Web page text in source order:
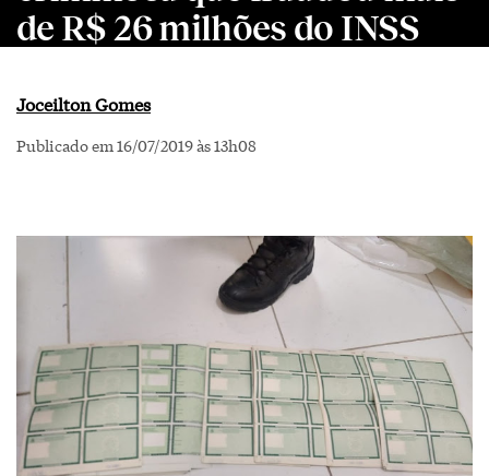
de R$ 26 milhões do INSS
Joceilton Gomes
Publicado em 16/07/2019 às 13h08